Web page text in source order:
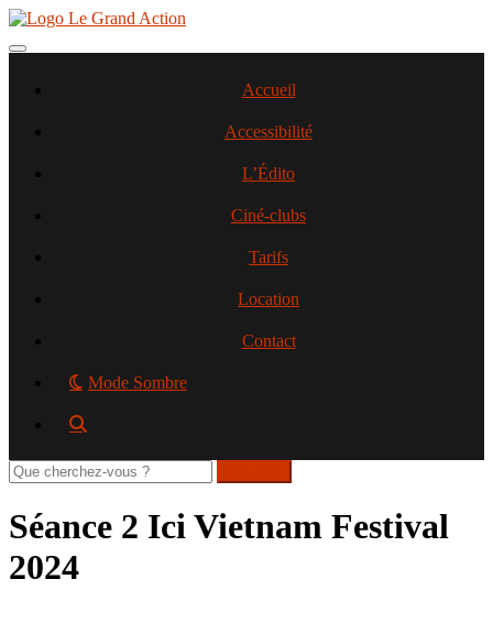
Aller
contenu
Toggle navigation
Accueil
Accessibilité
L’Édito
Ciné-clubs
Tarifs
Location
Contact
Mode Sombre
Rechercher
sur
site
Séance 2 Ici Vietnam Festival
2024